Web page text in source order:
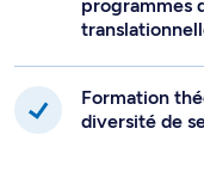
programmes
Formation
diversité de